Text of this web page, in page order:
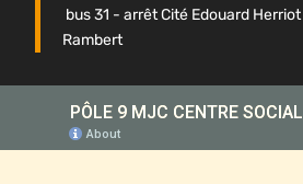
bus 31 - arrêt Cité Edouard Herriot
Rambert